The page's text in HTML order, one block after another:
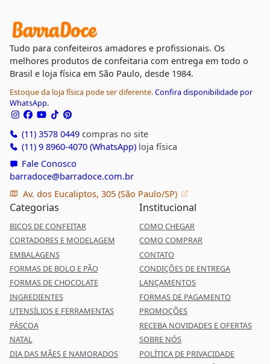
Tudo para confeiteiros amadores e profissionais. Os
melhores produtos de confeitaria com entrega em todo o
Brasil e loja física em São Paulo, desde 1984.
Estoque da loja física pode ser diferente.Confira disponibilidade por
WhatsApp.
(11) 3578 0449compras no site
(11) 9 8960-4070 (WhatsApp)loja física
Fale Conosco
barradoce@barradoce.com.br
Av. dos Eucaliptos, 305 (São Paulo/SP)
Categorias
BICOS DE CONFEITAR
CORTADORES E MODELAGEM
EMBALAGENS
FORMAS DE BOLO E PÃO
FORMAS DE CHOCOLATE
INGREDIENTES
UTENSÍLIOS E FERRAMENTAS
PÁSCOA
NATAL
DIA DAS MÃES E NAMORADOS
Institucional
COMO CHEGAR
COMO COMPRAR
CONTATO
CONDIÇÕES DE ENTREGA
LANÇAMENTOS
FORMAS DE PAGAMENTO
PROMOÇÕES
RECEBA NOVIDADES E OFERTAS
SOBRE NÓS
POLÍTICA DE PRIVACIDADE